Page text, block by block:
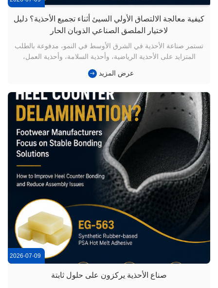
كيفية معالجة الالتصاق الأولي السيئ أثناء تجميع الأحذية؟ دليل
لاختيار الملصق الصناعي الذوبان الحار
تستمر صناعة الأحذية في الشرق الأوسط في النمو، مدفوعة بالطلب
المتزايد على الأحذية الرياضية، وأحذية السلامة، وأحذية العمل،
الآلية وشبه الآلية،تك الأوليأصبح أحد العوامل الرئيسية التي تؤثر على
عرض المزيد
2026-07-09
صناع الأحذية يركزون على حلول ثابتة